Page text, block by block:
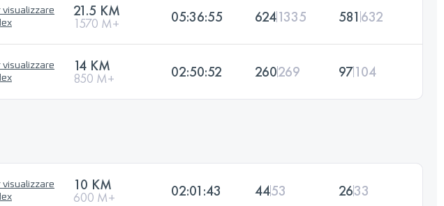
visualizzare
21.5 KM
1570 M+ 05:36:55 6241335 581 632
visualizzare
14 KM
850 M+ 02:50:52 260269 97104
visualizzare
10 KM
600 M+ 02:01:43 4453 2633